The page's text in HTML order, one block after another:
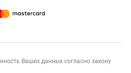
Ваших данных согласно закону